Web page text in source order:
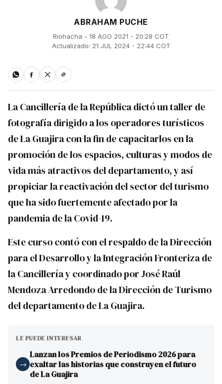
ABRAHAM PUCHE
Riohacha - 18 AGO 2021 - 20:28 COT
Actualizado: 21 JUL 2024 - 22:44 COT
La Cancillería de la República dictó un taller de
fotografía dirigido a los operadores turísticos
de La Guajira con la fin de capacitarlos en la
promoción de los espacios, culturas y modos de
vida más atractivos del departamento, y así
propiciar la reactivación del sector del turismo
que ha sido fuertemente afectado por la
pandemia de la Covid-19.
Este curso contó con el respaldo de la Dirección
para el Desarrollo y la Integración Fronteriza de
la Cancillería y coordinado por José Raúl
Mendoza Arredondo de la Dirección de Turismo
del departamento de La Guajira.
LE PUEDE INTERESAR
→
Lanzan los Premios de Periodismo 2026 para
exaltar las historias que construyen el futuro
de La Guajira